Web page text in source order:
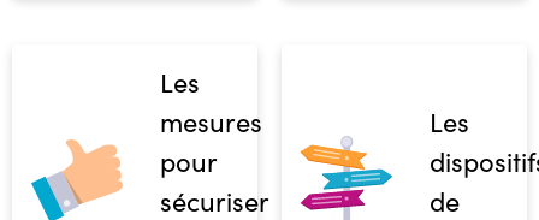
Les
mesures
pour
sécuriser
Les
de